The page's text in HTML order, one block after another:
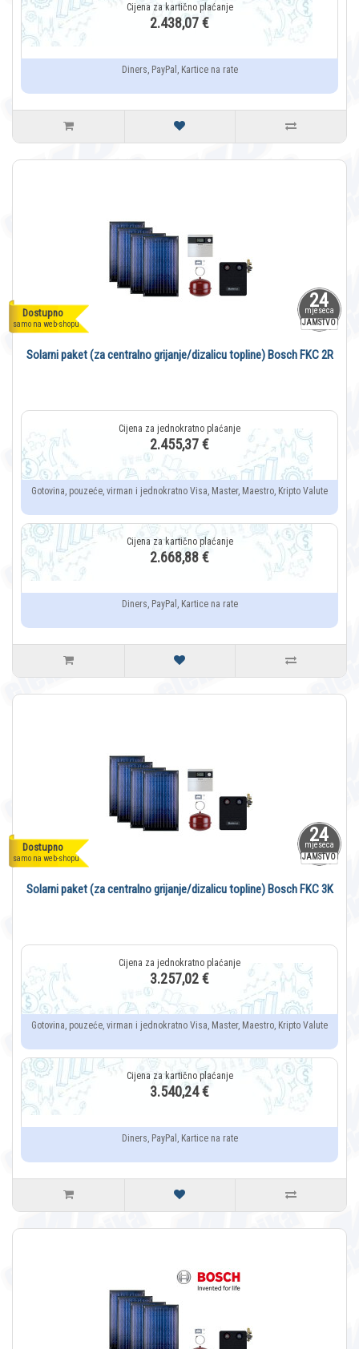
2.438,07 €
Diners, PayPal, Kartice na rate
24
mjeseca
JAMSTVO
Dostupno
samo na web-shopu
Solarni paket (za centralno grijanje/dizalicu topline) Bosch FKC 2R
2.455,37 €
Gotovina, pouzeće, virman i jednokratno Visa, Master, Maestro, Kripto Valute
2.668,88 €
Diners, PayPal, Kartice na rate
24
mjeseca
JAMSTVO
Dostupno
samo na web-shopu
Solarni paket (za centralno grijanje/dizalicu topline) Bosch FKC 3K
3.257,02 €
Gotovina, pouzeće, virman i jednokratno Visa, Master, Maestro, Kripto Valute
3.540,24 €
Diners, PayPal, Kartice na rate